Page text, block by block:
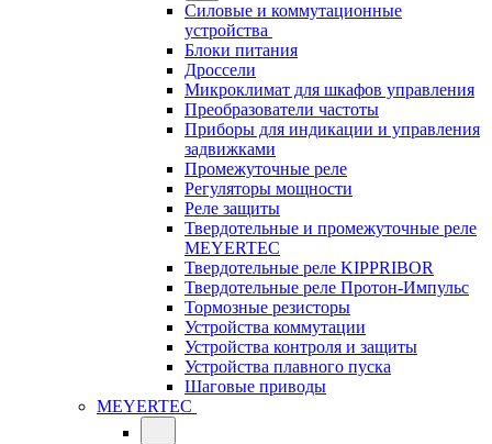
Силовые и коммутационные
устройства
Блоки питания
Дроссели
Микроклимат для шкафов управления
Преобразователи частоты
Приборы для индикации и управления
задвижками
Промежуточные реле
Регуляторы мощности
Реле защиты
Твердотельные и промежуточные реле
MEYERTEC
Твердотельные реле KIPPRIBOR
Твердотельные реле Протон-Импульс
Тормозные резисторы
Устройства коммутации
Устройства контроля и защиты
Устройства плавного пуска
Шаговые приводы
MEYERTEC